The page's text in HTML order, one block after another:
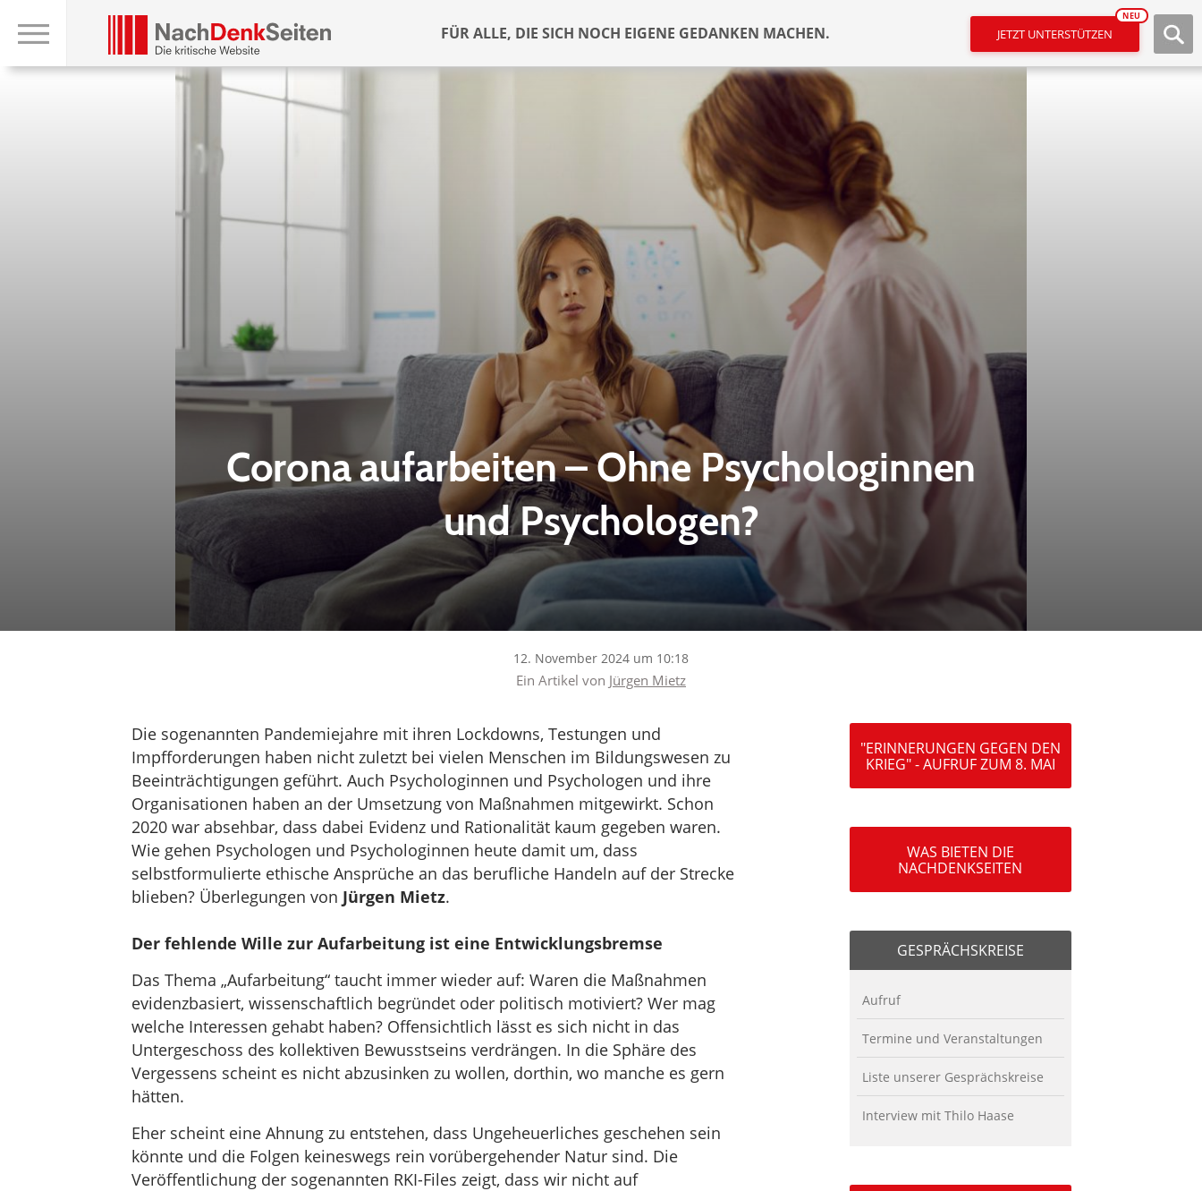
FÜR ALLE, DIE SICH NOCH EIGENE GEDANKEN MACHEN. JETZT UNTERSTÜTZEN
NEU
Corona aufarbeiten – Ohne Psychologinnen
und Psychologen?
12. November 2024 um 10:18
Ein Artikel von Jürgen Mietz
Die sogenannten Pandemiejahre mit ihren Lockdowns, Testungen und
Impfforderungen haben nicht zuletzt bei vielen Menschen im Bildungswesen zu
Beeinträchtigungen geführt. Auch Psychologinnen und Psychologen und ihre
Organisationen haben an der Umsetzung von Maßnahmen mitgewirkt. Schon
2020 war absehbar, dass dabei Evidenz und Rationalität kaum gegeben waren.
Wie gehen Psychologen und Psychologinnen heute damit um, dass
selbstformulierte ethische Ansprüche an das berufliche Handeln auf der Strecke
blieben? Überlegungen von Jürgen Mietz.
Der fehlende Wille zur Aufarbeitung ist eine Entwicklungsbremse
Das Thema „Aufarbeitung“ taucht immer wieder auf: Waren die Maßnahmen
evidenzbasiert, wissenschaftlich begründet oder politisch motiviert? Wer mag
welche Interessen gehabt haben? Offensichtlich lässt es sich nicht in das
Untergeschoss des kollektiven Bewusstseins verdrängen. In die Sphäre des
Vergessens scheint es nicht abzusinken zu wollen, dorthin, wo manche es gern
hätten.
Eher scheint eine Ahnung zu entstehen, dass Ungeheuerliches geschehen sein
könnte und die Folgen keineswegs rein vorübergehender Natur sind. Die
Veröffentlichung der sogenannten RKI-Files zeigt, dass wir nicht auf
"ERINNERUNGEN GEGEN DEN
KRIEG" - AUFRUF ZUM 8. MAI
WAS BIETEN DIE
NACHDENKSEITEN
GESPRÄCHSKREISE
Aufruf
Termine und Veranstaltungen
Liste unserer Gesprächskreise
Interview mit Thilo Haase